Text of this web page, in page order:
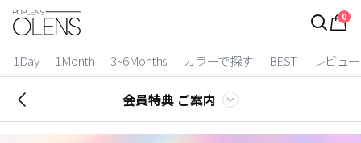
0
1Day 1Month 3~6Months カラーで探す BEST レビュー
ログイン
カラコン比較
今月限定特典
会員特典 ご案内